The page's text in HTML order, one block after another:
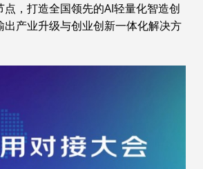
，打造全国领先的AI轻量化智造创
产业升级与创业创新一体化解决方